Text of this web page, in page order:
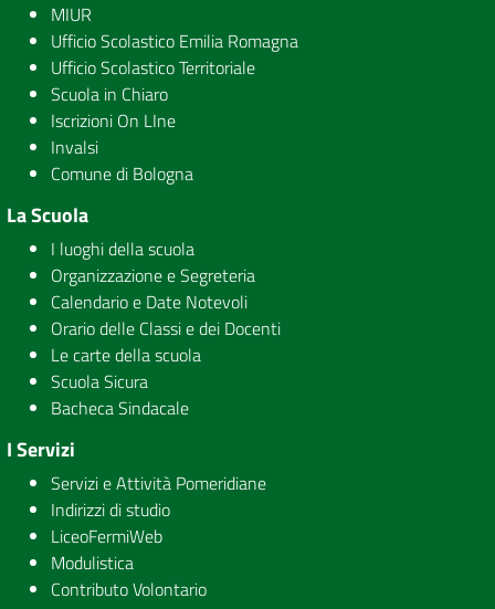
MIUR
Ufficio Scolastico Emilia Romagna
Ufficio Scolastico Territoriale
Scuola in Chiaro
Iscrizioni On LIne
Invalsi
Comune di Bologna
La Scuola
I luoghi della scuola
Organizzazione e Segreteria
Calendario e Date Notevoli
Orario delle Classi e dei Docenti
Le carte della scuola
Scuola Sicura
Bacheca Sindacale
I Servizi
Servizi e Attività Pomeridiane
Indirizzi di studio
LiceoFermiWeb
Modulistica
Contributo Volontario